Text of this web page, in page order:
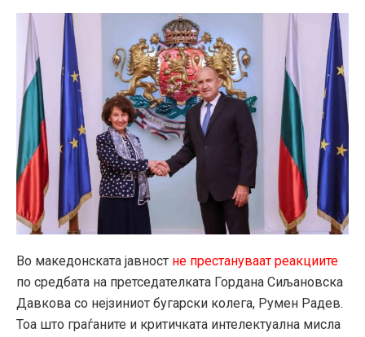
Во македонската јавност не престануваат реакциите
по средбата на претседателката Гордана Сиљановска
Давкова со нејзиниот бугарски колега, Румен Радев.
Тоа што граѓаните и критичката интелектуална мисла